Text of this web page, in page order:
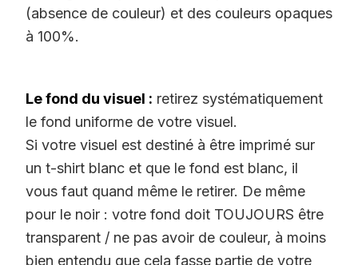
(absence de couleur) et des couleurs opaques
à 100%.
Le fond du visuel : retirez systématiquement
le fond uniforme de votre visuel.
Si votre visuel est destiné à être imprimé sur
un t-shirt blanc et que le fond est blanc, il
vous faut quand même le retirer. De même
pour le noir : votre fond doit TOUJOURS être
transparent / ne pas avoir de couleur, à moins
bien entendu que cela fasse partie de votre